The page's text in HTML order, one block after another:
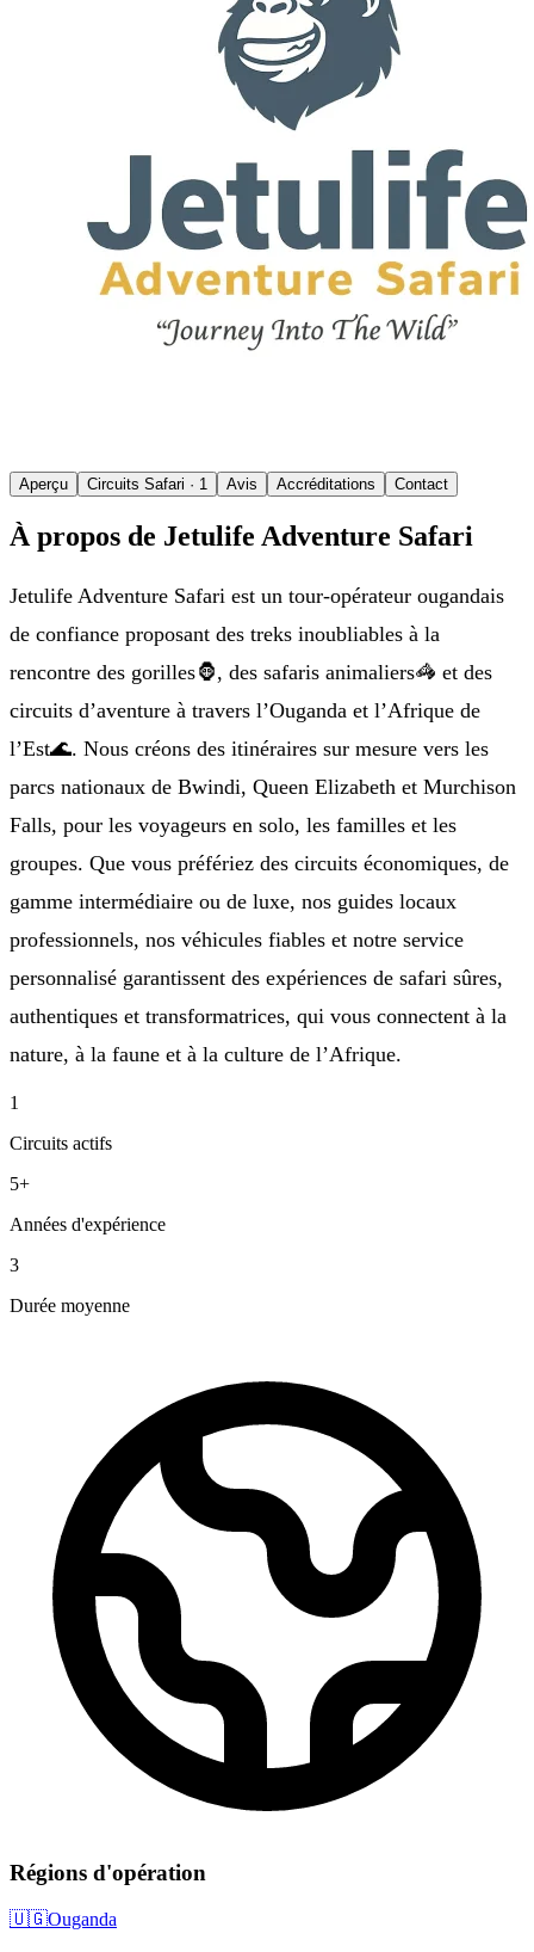
Aperçu Circuits Safari · 1 Avis Accréditations Contact
À propos de Jetulife Adventure Safari
Jetulife Adventure Safari est un tour-opérateur ougandais
de confiance proposant des treks inoubliables à la
rencontre des gorilles🦍, des safaris animaliers🦓 et des
circuits d’aventure à travers l’Ouganda et l’Afrique de
l’Est🌊. Nous créons des itinéraires sur mesure vers les
parcs nationaux de Bwindi, Queen Elizabeth et Murchison
Falls, pour les voyageurs en solo, les familles et les
groupes. Que vous préfériez des circuits économiques, de
gamme intermédiaire ou de luxe, nos guides locaux
professionnels, nos véhicules fiables et notre service
personnalisé garantissent des expériences de safari sûres,
authentiques et transformatrices, qui vous connectent à la
nature, à la faune et à la culture de l’Afrique.
1
Circuits actifs
5+
Années d'expérience
3
Durée moyenne
Régions d'opération
🇺🇬Ouganda